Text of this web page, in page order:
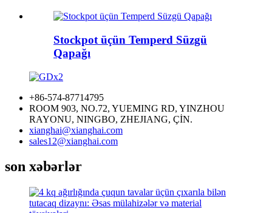
Stockpot üçün Temperd Süzgü
Qapağı
+86-574-87714795
ROOM 903, NO.72, YUEMING RD, YINZHOU
RAYONU, NINGBO, ZHEJIANG, ÇİN.
xianghai@xianghai.com
sales12@xianghai.com
son xəbərlər